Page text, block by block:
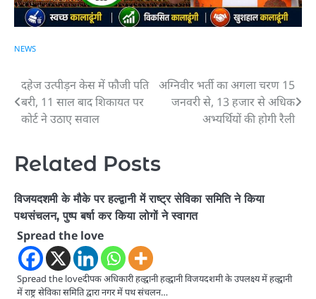
NEWS
Post
navigation
दहेज उत्पीड़न केस में फौजी पति
बरी, 11 साल बाद शिकायत पर
कोर्ट ने उठाए सवाल
अग्निवीर भर्ती का अगला चरण 15
जनवरी से, 13 हजार से अधिक
अभ्यर्थियों की होगी रैली
Related Posts
विजयदशमी के मौके पर हल्द्वानी में राष्ट्र सेविका समिति ने किया
पथसंचलन, पुष्प बर्षा कर किया लोगों ने स्वागत
Spread the love
Spread the loveदीपक अधिकारी हल्द्वानी हल्द्वानी विजयदशमी के उपलक्ष्य में हल्द्वानी
में राष्ट्र सेविका समिति द्वारा नगर में पथ संचलन…